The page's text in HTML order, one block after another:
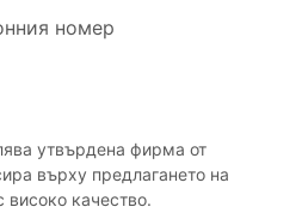
номер
утвърдена фирма от
върху предлагането на
качество.